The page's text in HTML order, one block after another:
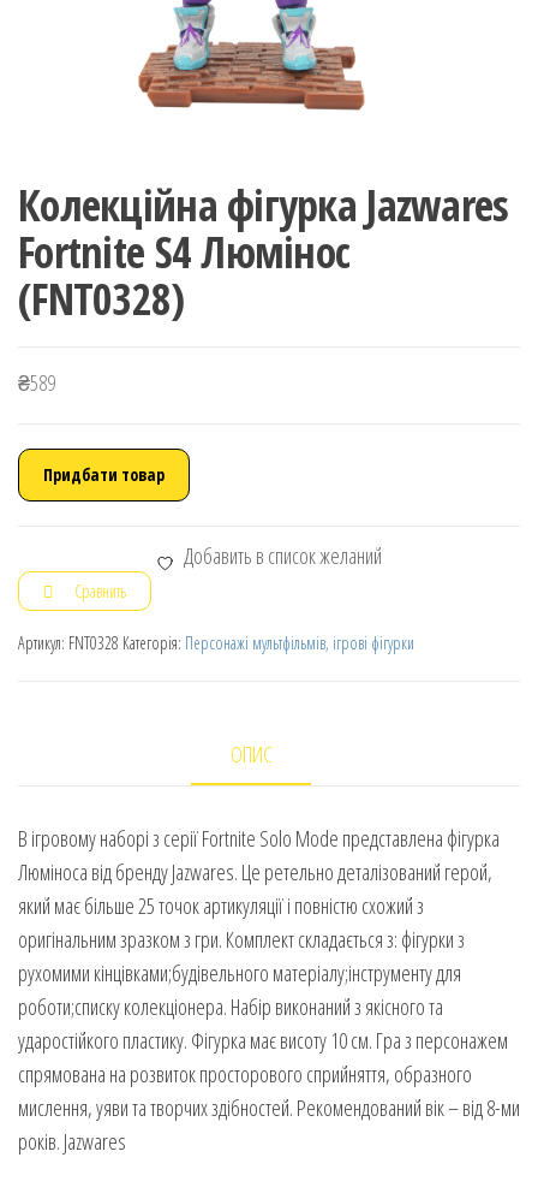
Колекційна фігурка Jazwares
Fortnite S4 Люмінос
(FNT0328)
₴589
Придбати товар
Добавить в список желаний
Сравнить
Артикул: FNT0328 Категорія: Персонажі мультфільмів, ігрові фігурки
ОПИС
В ігровому наборі з серії Fortnite Solo Mode представлена фігурка
Люміноса від бренду Jazwares. Це ретельно деталізований герой,
який має більше 25 точок артикуляції і повністю схожий з
оригінальним зразком з гри. Комплект складається з: фігурки з
рухомими кінцівками;будівельного матеріалу;інструменту для
роботи;списку колекціонера. Набір виконаний з якісного та
ударостійкого пластику. Фігурка має висоту 10 см. Гра з персонажем
спрямована на розвиток просторового сприйняття, образного
мислення, уяви та творчих здібностей. Рекомендований вік – від 8-ми
років. Jazwares